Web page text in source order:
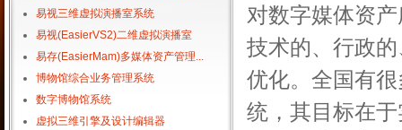
易视三维虚拟演播室系统
易视(EasierVS2)二维虚拟演播室
易存(EasierMam)多媒体资产管理...
博物馆综合业务管理系统
数字博物馆系统
虚拟三维引擎及设计编辑器
对数字媒体资
技术的、行政
优化。全国有
统，其目标在